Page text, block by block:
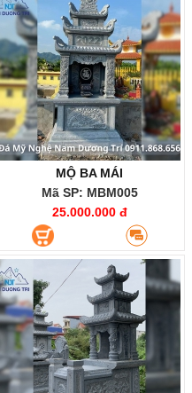
MỘ BA MÁI
Mã SP: MBM005
25.000.000 đ